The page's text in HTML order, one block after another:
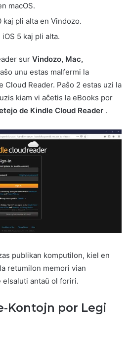
macOS.
kaj pli alta en Vindozo.
5 kaj pli alta.
sur Vindozo, Mac,
unu estas malfermi la
Reader. Paŝo 2 estas uzi la
kiam vi aĉetis la eBooks por
de Kindle Cloud Reader .
publikan komputilon, kiel en
retumilon memori vian
elsaluti antaŭ ol foriri.
Kontojn por Legi